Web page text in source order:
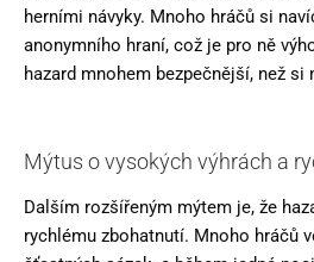
herními návyky. Mnoho hráčů si
anonymního hraní, což je pro ně
hazard mnohem bezpečnější, než
Mýtus o vysokých výhrách a
Dalším rozšířeným mýtem je, že
rychlému zbohatnutí. Mnoho hráčů